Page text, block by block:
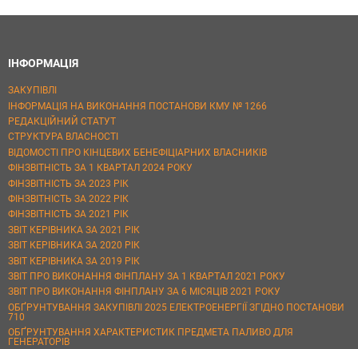
ІНФОРМАЦІЯ
ЗАКУПІВЛІ
ІНФОРМАЦІЯ НА ВИКОНАННЯ ПОСТАНОВИ КМУ № 1266
РЕДАКЦІЙНИЙ СТАТУТ
СТРУКТУРА ВЛАСНОСТІ
ВІДОМОСТІ ПРО КІНЦЕВИХ БЕНЕФІЦІАРНИХ ВЛАСНИКІВ
ФІНЗВІТНІСТЬ ЗА 1 КВАРТАЛ 2024 РОКУ
ФІНЗВІТНІСТЬ ЗА 2023 РІК
ФІНЗВІТНІСТЬ ЗА 2022 РІК
ФІНЗВІТНІСТЬ ЗА 2021 РІК
ЗВІТ КЕРІВНИКА ЗА 2021 РІК
ЗВІТ КЕРІВНИКА ЗА 2020 РІК
ЗВІТ КЕРІВНИКА ЗА 2019 РІК
ЗВІТ ПРО ВИКОНАННЯ ФІНПЛАНУ ЗА 1 КВАРТАЛ 2021 РОКУ
ЗВІТ ПРО ВИКОНАННЯ ФІНПЛАНУ ЗА 6 МІСЯЦІВ 2021 РОКУ
ОБҐРУНТУВАННЯ ЗАКУПІВЛІ 2025 ЕЛЕКТРОЕНЕРГІЇ ЗГІДНО ПОСТАНОВИ
710
ОБҐРУНТУВАННЯ ХАРАКТЕРИСТИК ПРЕДМЕТА ПАЛИВО ДЛЯ
ГЕНЕРАТОРІВ